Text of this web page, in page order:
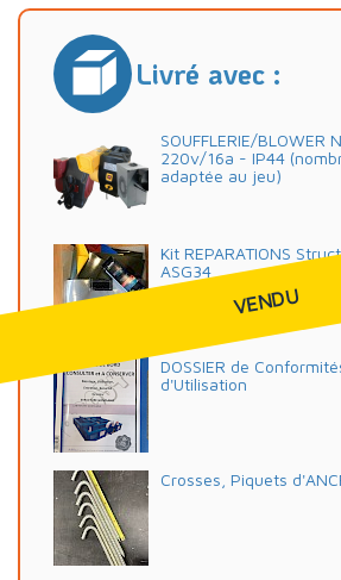
VENDU
Livré avec :
SOUFFLERIE/BLOWER
220v/16a - IP44
adaptée au jeu)
Kit REPARATIONS
ASG34
DOSSIER de
d'Utilisation
Crosses, Piquets